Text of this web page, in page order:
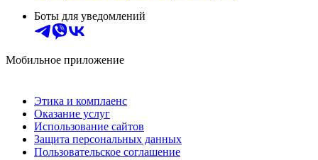
Боты для уведомлений
Мобильное приложение
Этика и комплаенс
Оказание услуг
Использование сайтов
Защита персональных данных
Пользовательское соглашение